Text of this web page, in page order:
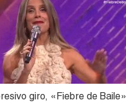
giro, «Fiebre de Baile»